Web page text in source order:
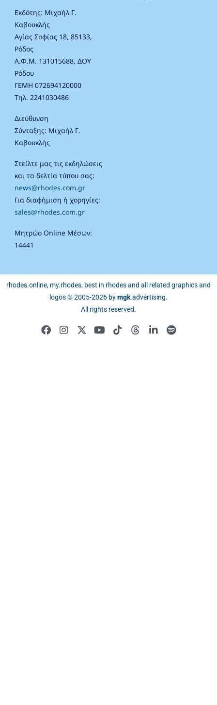
Εκδότης: Μιχαήλ Γ.
Καβουκλής
Αγίας Σοφίας 18, 85133,
Ρόδος
Α.Φ.Μ. 131015688, ΔΟΥ
Ρόδου
ΓΕΜΗ 072694120000
Τηλ. 2241030486
Διεύθυνση
Σύνταξης: Μιχαήλ Γ.
Καβουκλής
Στείλτε μας τις εκδηλώσεις
και τα δελτία τύπου σας:
news@rhodes.com.gr
Για διαφήμιση ή χορηγίες:
sales@rhodes.com.gr
Μητρώο Online Μέσων:
14441
rhodes.online, my.rhodes, best in rhodes and all related graphics and
logos © 2005-2026 bymgk.advertising.
All rights reserved.